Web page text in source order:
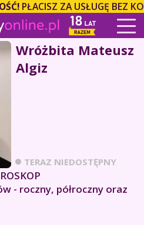
PŁACISZ ZA USŁUGĘ BEZ
Wróżbita Mateusz
Algiz
TERAZ NIEDOSTĘPNY
- roczny, półroczny oraz